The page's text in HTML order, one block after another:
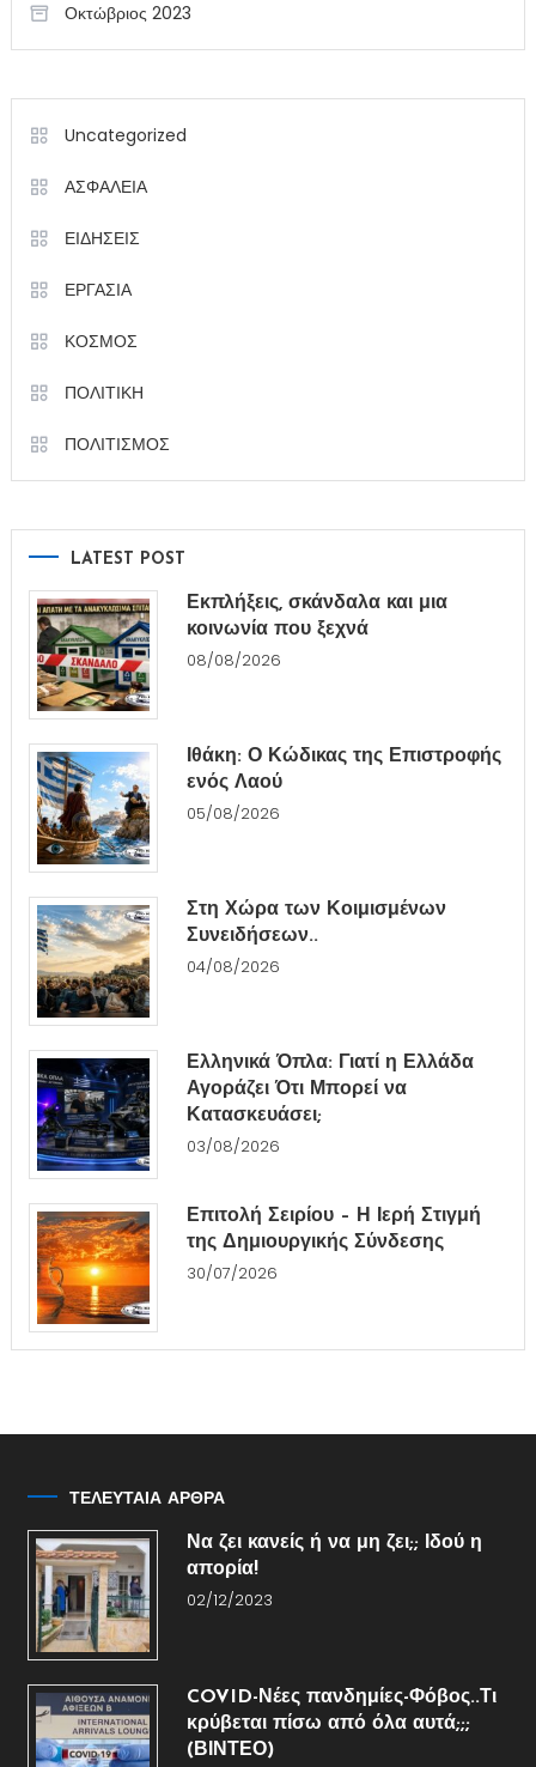
Οκτώβριος 2023
Uncategorized
ΑΣΦΑΛΕΙΑ
ΕΙΔΗΣΕΙΣ
ΕΡΓΑΣΙΑ
ΚΟΣΜΟΣ
ΠΟΛΙΤΙΚΗ
ΠΟΛΙΤΙΣΜΟΣ
LATEST POST
Εκπλήξεις, σκάνδαλα και μια
κοινωνία που ξεχνά
08/08/2026
Ιθάκη: Ο Κώδικας της Επιστροφής
ενός Λαού
05/08/2026
Στη Χώρα των Κοιμισμένων
Συνειδήσεων..
04/08/2026
Ελληνικά Όπλα: Γιατί η Ελλάδα
Αγοράζει Ότι Μπορεί να
Κατασκευάσει;
03/08/2026
Επιτολή Σειρίου – Η Ιερή Στιγμή
της Δημιουργικής Σύνδεσης
30/07/2026
ΤΕΛΕΥΤΑΙΑ ΑΡΘΡΑ
Να ζει κανείς ή να μη ζει;; Ιδού η
απορία!
02/12/2023
COVID-Νέες πανδημίες-Φόβος..Τι
κρύβεται πίσω από όλα αυτά;;;
(ΒΙΝΤΕΟ)